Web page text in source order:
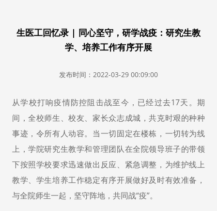
生医工回忆录 | 同心坚守，研学战疫：研究生教
学、培养工作有序开展
发布时间：2022-03-29 00:09:00
从学校打响疫情防控阻击战至今，已经过去17天。期
间，全校师生、校友、家长众志成城，共克时艰的种种
事迹，令所有人动容。当一切固定在楼栋，一切转为线
上，学院研究生教学和管理团队在全院领导班子的带领
下按照学校要求迅速做出反应、紧急调整，为维护线上
教学、学生培养工作稳定有序开展做好及时有效准备，
与全院师生一起，坚守阵地，共同战“疫”。